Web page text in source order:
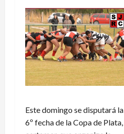
Este domingo se disputará la
6º fecha de la Copa de Plata,